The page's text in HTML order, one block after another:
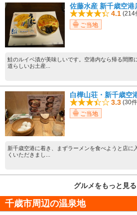
佐藤水産 新千歳空港
4.1 (214
ご当地
鮭のルイベ漬が美味しいです。空港内なら帰る間際
道らしいお土産...
白樺山荘・新千歳空
3.3 (30
ご当地
新千歳空港に着き、まずラーメンを食べようと店に
くいただきまし...
グルメをもっと見る
千歳市周辺の温泉地